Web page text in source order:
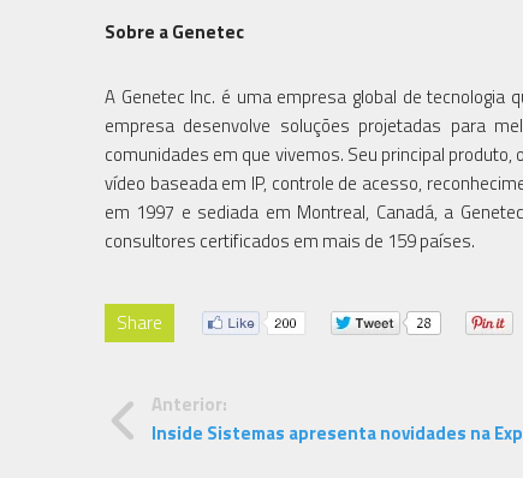
Sobre a Genetec
A Genetec Inc. é uma empresa global de
empresa desenvolve soluções projetadas para
comunidades em que vivemos. Seu principal
vídeo baseada em IP, controle de acesso,
em 1997 e sediada em Montreal, Canadá, a
consultores certificados em mais de 159 países.
Share
Anterior:
Inside Sistemas apresenta novidades na